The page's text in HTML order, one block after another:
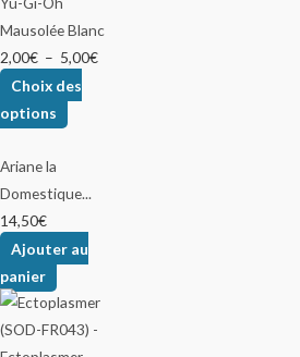
Mausolée Blanc
2,00€ – 5,00€
Choix des
options
Ariane la
Domestique...
14,50€
Ajouter au
panier